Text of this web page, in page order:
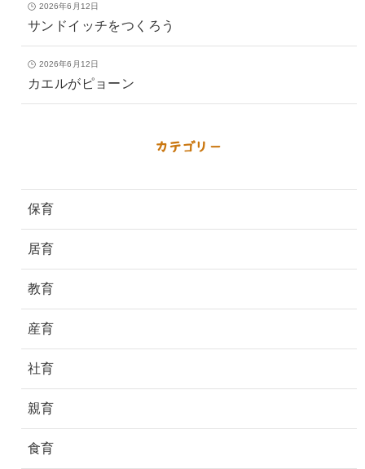
2026年6月12日
サンドイッチをつくろう
2026年6月12日
カエルがピョーン
カテゴリー
保育
居育
教育
産育
社育
親育
食育